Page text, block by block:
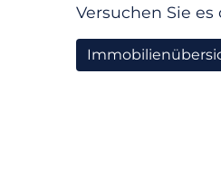
Versuchen Sie